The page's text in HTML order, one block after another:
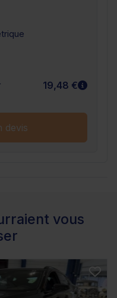
19,48 € En
devis
vous